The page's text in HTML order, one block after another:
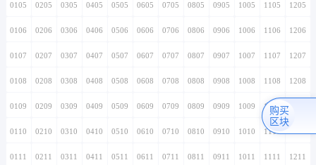
0105 0205 0305 0405 0505 0605 0705 0805 0905 1005 1105 1205
0106 0206 0306 0406 0506 0606 0706 0806 0906 1006 1106 1206
0107 0207 0307 0407 0507 0607 0707 0807 0907 1007 1107 1207
0108 0208 0308 0408 0508 0608 0708 0808 0908 1008 1108 1208
0109 0209 0309 0409 0509 0609 0709 0809 0909 1009 1109
0110 0210 0310 0410 0510 0610 0710 0810 0910 1010 1110
0111 0211 0311 0411 0511 0611 0711 0811 0911 1011 1111 1211
购买
区块